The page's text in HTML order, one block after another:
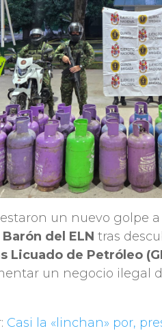
un nuevo golpe
del ELN tras
Licuado de Petróleo
un negocio ilegal
Casi la «linchan» por,